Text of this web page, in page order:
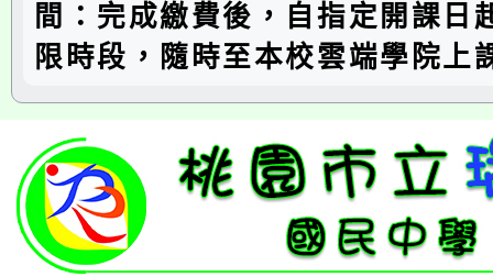
間：完成繳費後，自指定開課日
限時段，隨時至本校雲端學院上